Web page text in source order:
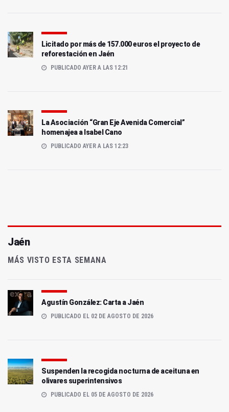
Licitado por más de 157.000 euros el proyecto de
reforestación en Jaén
PUBLICADO AYER A LAS 12:21
La Asociación “Gran Eje Avenida Comercial”
homenajea a Isabel Cano
PUBLICADO AYER A LAS 12:23
Jaén
MÁS VISTO ESTA SEMANA
Agustín González: Carta a Jaén
PUBLICADO EL 02 DE AGOSTO DE 2026
Suspenden la recogida nocturna de aceituna en
olivares superintensivos
PUBLICADO EL 05 DE AGOSTO DE 2026